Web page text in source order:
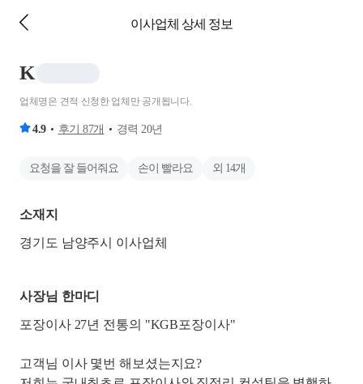
이사업체 상세 정보
K
업체명은 견적 신청한 업체만 공개됩니다.
4.9 후기 87개 경력 20년
요청을 잘 들어줘요 손이 빨라요 외 14개
소재지
경기도 남양주시 이사업체
사장님 한마디
포장이사 27년 전통의 "KGB포장이사"
고객님 이사 몇번 해보셨는지요?